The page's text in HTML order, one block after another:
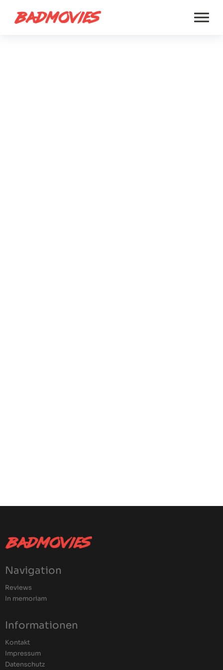
Navigation
Reviews
In memoriam
Informationen
Kontakt
Impressum
Datenschutz